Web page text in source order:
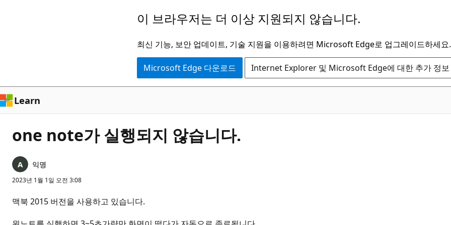
로
건
너
기
이 브라우저는 더 이상 지원되지 않습니다.
최신 기능, 보안 업데이트, 기술 지원을 이용하려면 Microsoft Edge로 업그레이드하세요.
Microsoft Edge 다운로드 Internet Explorer 및 Microsoft Edge에 대한 추가 정보
Learn
one note가 실행되지 않습니다.
익명
2023년 1월 1일 오전 3:08
맥북 2015 버전을 사용하고 있습니다.